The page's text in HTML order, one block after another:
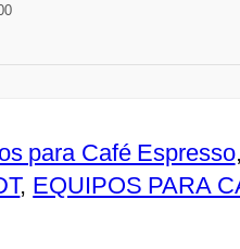
para Café Espresso,
, EQUIPOS PARA